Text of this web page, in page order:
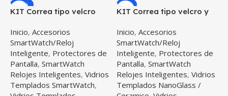
-10%
KIT Correa tipo velcro
templado Reloj
Smartwatch Samsung
Galaxy Watch 46mm
Inicio, Accesorios
SmartWatch/Reloj
Inteligente, Protectores de
Pantalla, SmartWatch
Relojes Inteligentes, Vidrios
Templados SmartWatch,
-9%
KIT Correa tipo velcro y
para Reloj Smartwatch
Samsung Galaxy Active
44mm
Inicio, Accesorios
SmartWatch/Reloj
Inteligente, Protectores de
Pantalla, SmartWatch
Relojes Inteligentes, Vidrios
Templados NanoGlass /